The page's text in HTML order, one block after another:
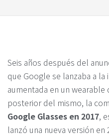
Seis años después del
que Google se lanzaba a
aumentada en un
posterior del mismo, la
Google Glasses en 2017,
lanzó una nueva versión